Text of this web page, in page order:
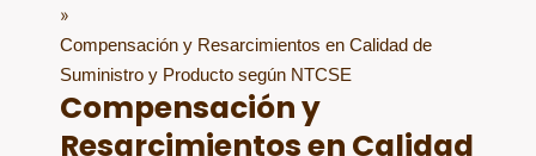
»
Compensación y Resarcimientos en Calidad de
Suministro y Producto según NTCSE
Compensación y
Resarcimientos en Calidad